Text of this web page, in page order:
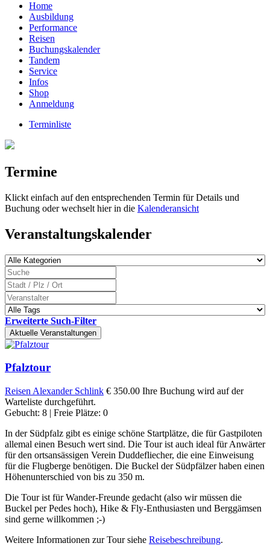
Home
Ausbildung
Performance
Reisen
Buchungskalender
Tandem
Service
Infos
Shop
Anmeldung
Terminliste
Termine
Klickt einfach auf den entsprechenden Termin für Details und
Buchung oder wechselt hier in die Kalenderansicht
Veranstaltungskalender
Erweiterte Such-Filter
Aktuelle Veranstaltungen
Pfalztour
Reisen Alexander Schlink € 350.00 Ihre Buchung wird auf der
Warteliste durchgeführt.
Gebucht: 8 | Freie Plätze: 0
In der Südpfalz gibt es einige schöne Startplätze, die für Gastpiloten
allemal einen Besuch wert sind. Die Tour ist auch ideal für Anwärter
für den ortsansässigen Verein Duddefliecher, die eine Einweisung
für die Flugberge benötigen. Die Buckel der Südpfälzer haben einen
Höhenunterschied von bis zu 350 m.
Die Tour ist für Wander-Freunde gedacht (also wir müssen die
Buckel per Pedes hoch), Hike & Fly-Enthusiasten und Berggämsen
sind gerne willkommen ;-)
Weitere Informationen zur Tour siehe Reisebeschreibung.